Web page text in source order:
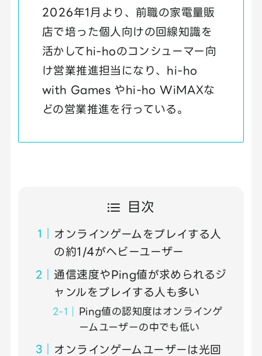
2026年1月より、前職の家電量販
店で培った個人向けの回線知識を
活かしてhi-hoのコンシューマー向
け営業推進担当になり、hi-ho
with Games やhi-ho WiMAXな
どの営業推進を行っている。
目次
オンラインゲームをプレイする人
の約1/4がヘビーユーザー
通信速度やPing値が求められるジ
ャンルをプレイする人も多い
Ping値の認知度はオンラインゲ
ームユーザーの中でも低い
オンラインゲームユーザーは光回